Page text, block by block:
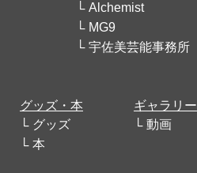
Alchemist
MG9
宇佐美芸能事務所
グッズ・本
グッズ
本
ギャラリー
動画